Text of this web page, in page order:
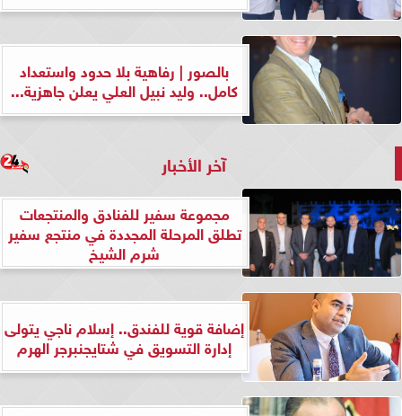
بالصور | رفاهية بلا حدود واستعداد
كامل.. وليد نبيل العلي يعلن جاهزية...
آخر الأخبار
مجموعة سفير للفنادق والمنتجعات
تطلق المرحلة المجددة في منتجع سفير
شرم الشيخ
إضافة قوية للفندق.. إسلام ناجي يتولى
إدارة التسويق في شتايجنبرجر الهرم